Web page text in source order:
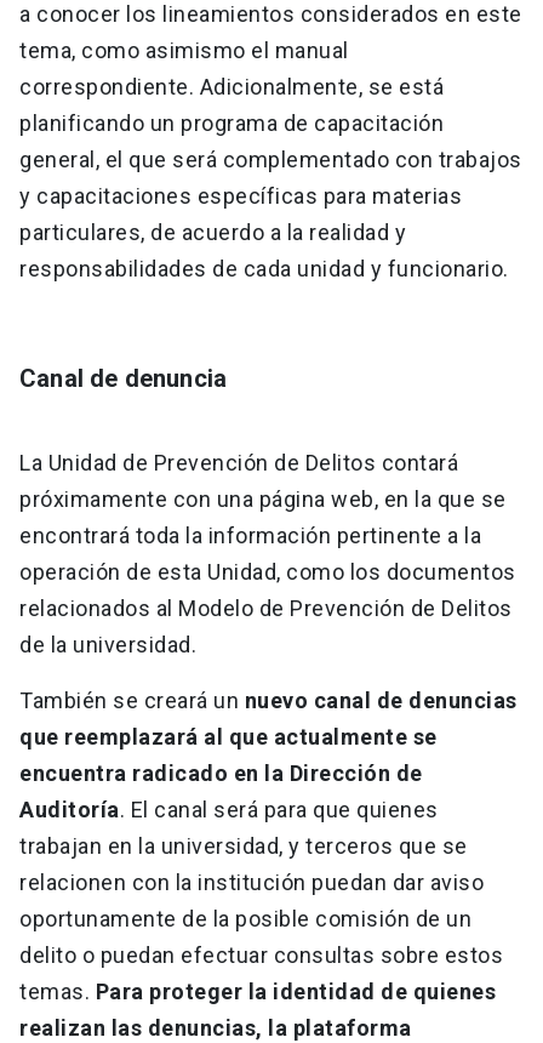
a conocer los lineamientos considerados en este
tema, como asimismo el manual
correspondiente. Adicionalmente, se está
planificando un programa de capacitación
general, el que será complementado con trabajos
y capacitaciones específicas para materias
particulares, de acuerdo a la realidad y
responsabilidades de cada unidad y funcionario.
Canal de denuncia
La Unidad de Prevención de Delitos contará
próximamente con una página web, en la que se
encontrará toda la información pertinente a la
operación de esta Unidad, como los documentos
relacionados al Modelo de Prevención de Delitos
de la universidad.
También se creará un nuevo canal de denuncias
que reemplazará al que actualmente se
encuentra radicado en la Dirección de
Auditoría. El canal será para que quienes
trabajan en la universidad, y terceros que se
relacionen con la institución puedan dar aviso
oportunamente de la posible comisión de un
delito o puedan efectuar consultas sobre estos
temas. Para proteger la identidad de quienes
realizan las denuncias, la plataforma